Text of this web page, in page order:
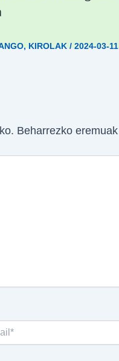
, KIROLAK /2024-03-11
Beharrezko eremuak